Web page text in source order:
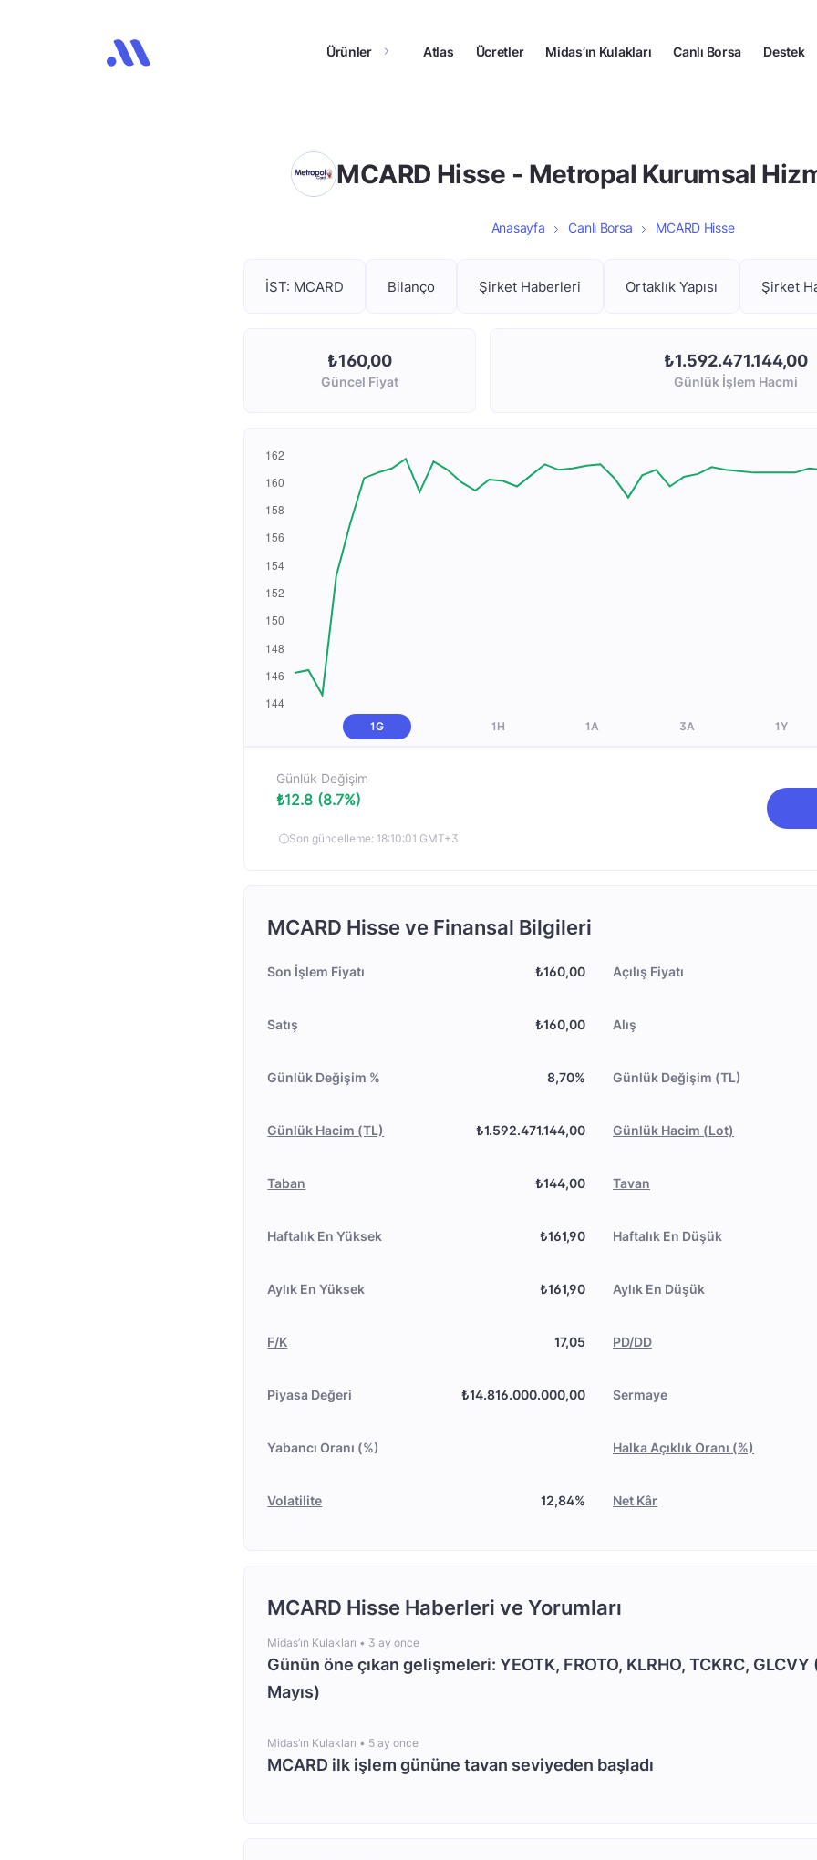
Ürünler Atlas Ücretler Midas’ın Kulakları Canlı Borsa Destek
MCARD Hisse - Metropal Kurumsal
Anasayfa Canlı Borsa MCARD Hisse
İST: MCARD Bilanço Şirket Haberleri Ortaklık Yapısı Şirket
₺160,00
Güncel Fiyat
₺1.592.471.144,00
Günlük İşlem Hacmi
1G 1H 1A 3A 1Y
Günlük Değişim
₺12.8 (8.7%)
Son güncelleme: 18:10:01 GMT+3
MCARD Hisse ve Finansal Bilgileri
Son İşlem Fiyatı ₺160,00
Satış ₺160,00
Günlük Değişim % 8,70%
Günlük Hacim (TL) ₺1.592.471.144,00
Taban ₺144,00
Haftalık En Yüksek ₺161,90
Aylık En Yüksek ₺161,90
F/K 17,05
Piyasa Değeri ₺14.816.000.000,00
Yabancı Oranı (%)
Volatilite 12,84%
Açılış Fiyatı
Alış
Günlük Değişim (TL)
Günlük Hacim (Lot)
Tavan
Haftalık En Düşük
Aylık En Düşük
PD/DD
Sermaye
Halka Açıklık Oranı (%)
Net Kâr
MCARD Hisse Haberleri ve Yorumları
Midas’ın Kulakları • 3 ay once
Günün öne çıkan gelişmeleri: YEOTK, FROTO, KLRHO, TCKRC, GLCVY
Mayıs)
Midas’ın Kulakları • 5 ay once
MCARD ilk işlem gününe tavan seviyeden başladı